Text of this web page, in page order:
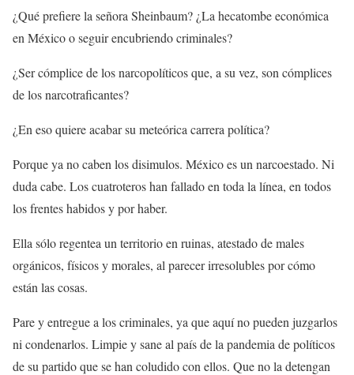
¿Qué prefiere la señora Sheinbaum? ¿La hecatombe económica
en México o seguir encubriendo criminales?
¿Ser cómplice de los narcopolíticos que, a su vez, son cómplices
de los narcotraficantes?
¿En eso quiere acabar su meteórica carrera política?
Porque ya no caben los disimulos. México es un narcoestado. Ni
duda cabe. Los cuatroteros han fallado en toda la línea, en todos
los frentes habidos y por haber.
Ella sólo regentea un territorio en ruinas, atestado de males
orgánicos, físicos y morales, al parecer irresolubles por cómo
están las cosas.
Pare y entregue a los criminales, ya que aquí no pueden juzgarlos
ni condenarlos. Limpie y sane al país de la pandemia de políticos
de su partido que se han coludido con ellos. Que no la detengan